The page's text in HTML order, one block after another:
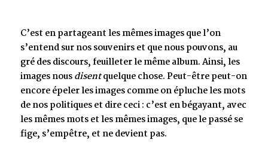
C’est en partageant les mêmes images que l’on
s’entend sur nos souvenirs et que nous pouvons, au
gré des discours, feuilleter le même album. Ainsi, les
images nousdisentquelque chose. Peut-être peut-on
encore épeler les images comme on épluche les mots
de nos politiques et dire ceci : c’est en bégayant, avec
les mêmes mots et les mêmes images, que le passé se
fige, s’empêtre, et ne devient pas.